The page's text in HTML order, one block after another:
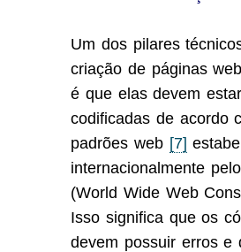
Um dos pilares
criação de páginas
é que elas devem estar
codificadas de acordo
padrões web [7]
internacionalmente
(World Wide Web
Isso significa que os
devem possuir erros e